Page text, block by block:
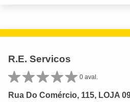
R.E. Servicos
0 aval.
Rua Do Comércio, 115, LOJA